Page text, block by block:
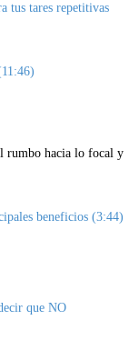
tus tares repetitivas
rumbo hacia lo focal y
beneficios (3:44)
que NO